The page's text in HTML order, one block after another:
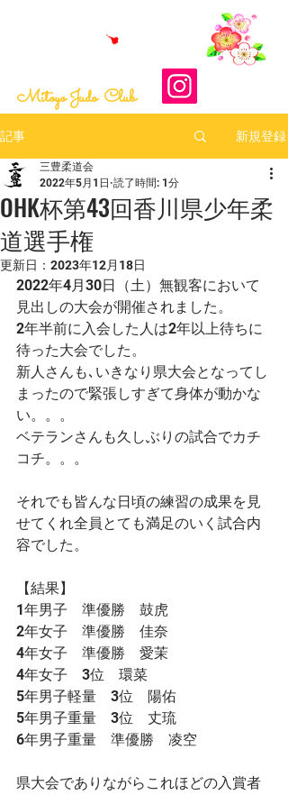
Mitoyo Judo Club
記事 新規登録
OHK杯第43回香川県少年柔
道選手権
三豊柔道会
2022年5月1日 読了時間: 1分
更新日： 2023年12月18日
2022年4月30日（土）無観客において
見出しの大会が開催されました。
2年半前に入会した人は2年以上待ちに
待った大会でした。
新人さんも､いきなり県大会となってし
まったので緊張しすぎて身体が動かな
い。。。
ベテランさんも久しぶりの試合でカチ
コチ。。。
それでも皆んな日頃の練習の成果を見
せてくれ全員とても満足のいく試合内
容でした。
【結果】
1年男子　準優勝　鼓虎
2年女子　準優勝　佳奈
4年女子　準優勝　愛茉
4年女子　3位　環菜
5年男子軽量　3位　陽佑
5年男子重量　3位　丈琉
6年男子重量　準優勝　凌空
県大会でありながらこれほどの入賞者